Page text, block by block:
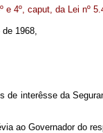
e 4º, caput, da Lei nº
1968,
interêsse da
ao Governador do